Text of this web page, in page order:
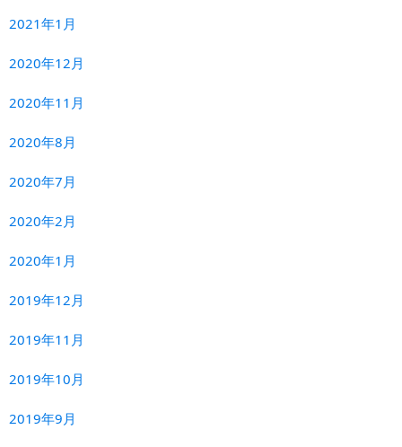
2021年1月
2020年12月
2020年11月
2020年8月
2020年7月
2020年2月
2020年1月
2019年12月
2019年11月
2019年10月
2019年9月